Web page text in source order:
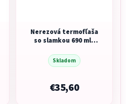
Nerezová termofľaša
so slamkou 690 ml -
Skladom
€35,60